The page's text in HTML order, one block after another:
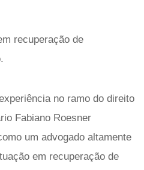
recuperação de
no ramo do direito
Fabiano Roesner
um advogado altamente
em recuperação de